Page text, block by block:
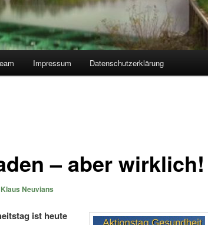
Impressum Datenschutzerklärung
– aber wirklich!
Klaus Neuvians
ist heute